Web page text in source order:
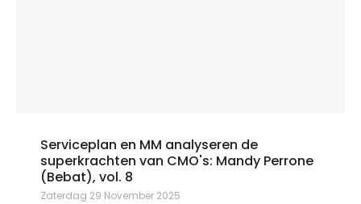
Serviceplan en MM analyseren de
superkrachten van CMO's: Mandy Perrone
(Bebat), vol. 8
Zaterdag 29 November 2025